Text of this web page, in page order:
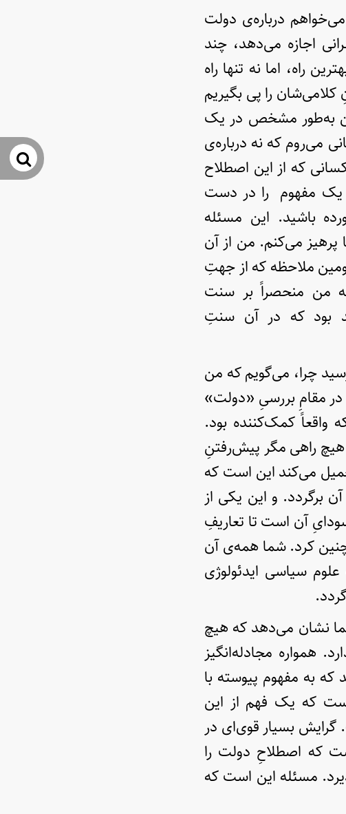
درباره‌ی دولت
اجازه می‌دهد، چند
راه، اما نه تنها راه
کلامی‌شان را پی بگیریم
به‌طور مشخص در یک
می‌روم که نه درباره‌ی
که از این اصطلاح
یک مفهوم را در دست
باشید. این مسئله
پرهیز می‌کنم. من از آن
ملاحظه که از جهتِ
من منحصراً بر سنت
بود که در آن سنتِ
چرا، می‌گویم که من
مقامِ بررسیِ «دولت»
کمک‌کننده بود.
هیچ راهی مگر پیش‌رفتنِ
می‌کند این است که
برگردد. و این یکی از
آن است تا تعاریفِ
کرد. شما همه‌ی آن
سیاسی ایدئولوژی
نشان می‌دهد که هیچ
همواره مجادله‌انگیز
به مفهوم پیوسته با
که یک فهم از این
گرایش بسیار قوی‌ای در
که اصطلاحِ دولت را
مسئله این است که